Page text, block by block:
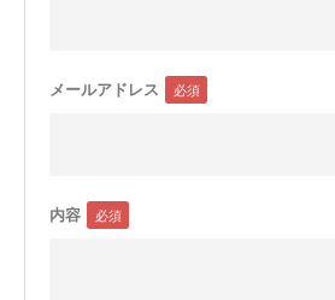
メールアドレス
内容